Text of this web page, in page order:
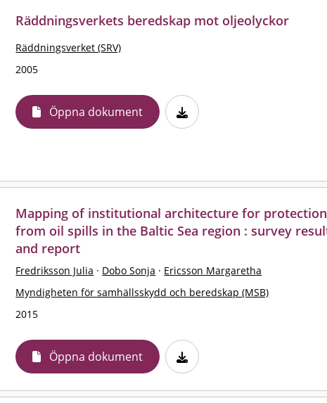
Räddningsverkets beredskap mot oljeolyckor
Räddningsverket (SRV)
2005
Öppna dokument
Mapping of institutional architecture for protection
from oil spills in the Baltic Sea region : survey
and report
Fredriksson Julia · Dobo Sonja · Ericsson Margaretha
Myndigheten för samhällsskydd och beredskap (MSB)
2015
Öppna dokument